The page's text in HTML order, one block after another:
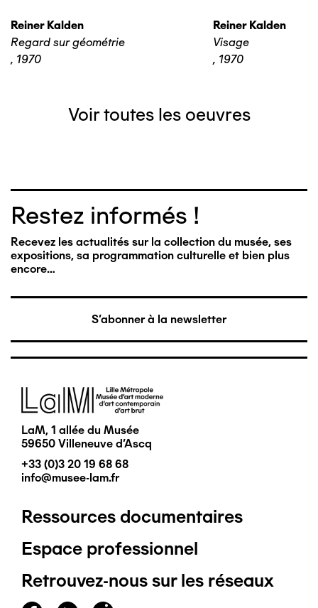
Reiner Kalden
Regard sur géométrie
, 1970
Reiner Kalden
Visage
, 1970
Voir toutes les oeuvres
Restez informés !
Recevez les actualités sur la collection du musée, ses
expositions, sa programmation culturelle et bien plus
encore…
S'abonner à la newsletter
Image
LaM, 1 allée du Musée
59650 Villeneuve d'Ascq
+33 (0)3 20 19 68 68
info@musee-lam.fr
Pied
de
page
Ressources documentaires
Espace professionnel
Retrouvez-nous sur les réseaux